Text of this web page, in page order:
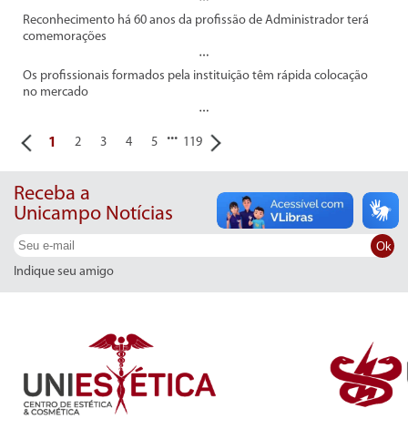
Reconhecimento há 60 anos da profissão de Administrador terá
comemorações
Os profissionais formados pela instituição têm rápida colocação
no mercado
1 2 3 4 5 ... 119
Receba a
Unicampo Notícias
Ok
Indique seu amigo